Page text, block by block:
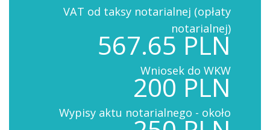
VAT od taksy notarialnej (opłaty
notarialnej)
567.65 PLN
Wniosek do WKW
200 PLN
Wypisy aktu notarialnego - około